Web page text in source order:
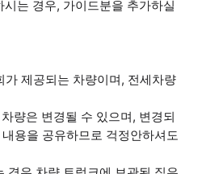
는 경우, 가이드분을 추가하실
제공되는 차량이며, 전세차량
량은 변경될 수 있으며, 변경되
용을 공유하므로 걱정안하셔도